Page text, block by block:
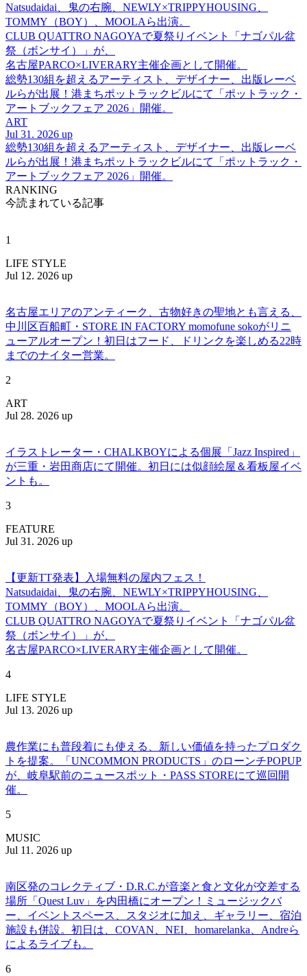
Natsudaidai、鬼の右腕、NEWLY×TRIPPYHOUSING、
TOMMY（BOY）、MOOLAら出演。
CLUB QUATTRO NAGOYAで夏祭りイベント「ナゴパル盆
祭（ボンサイ）」が、
名古屋PARCO×LIVERARY主催企画として開催。
総勢130組を超えるアーティスト、デザイナー、出版レーベ
ルらが出展！港まちポットラックビルにて「ポットラック・
アートブックフェア 2026」開催。
ART
Jul 31. 2026 up
総勢130組を超えるアーティスト、デザイナー、出版レーベ
ルらが出展！港まちポットラックビルにて「ポットラック・
アートブックフェア 2026」開催。
RANKING
今読まれている記事
1
LIFE STYLE
Jul 12. 2026 up
名古屋エリアのアンティーク、古物好きの聖地とも言える、
中川区百船町・STORE IN FACTORY momofune sokoがリニ
ューアルオープン！初日はフード、ドリンクを楽しめる22時
までのナイター営業。
2
ART
Jul 28. 2026 up
イラストレーター・CHALKBOYによる個展「Jazz Inspired」
が三重・岩田商店にて開催。初日には似顔絵屋＆看板屋イベ
ントも。
3
FEATURE
Jul 31. 2026 up
【更新TT発表】入場無料の屋内フェス！
Natsudaidai、鬼の右腕、NEWLY×TRIPPYHOUSING、
TOMMY（BOY）、MOOLAら出演。
CLUB QUATTRO NAGOYAで夏祭りイベント「ナゴパル盆
祭（ボンサイ）」が、
名古屋PARCO×LIVERARY主催企画として開催。
4
LIFE STYLE
Jul 13. 2026 up
農作業にも普段着にも使える、新しい価値を持ったプロダク
トを提案。「UNCOMMON PRODUCTS」のローンチPOPUP
が、岐阜駅前のニュースポット・PASS STOREにて巡回開
催。
5
MUSIC
Jul 11. 2026 up
南区発のコレクティブ・D.R.C.が⾳楽と⾷と⽂化が交差する
場所「Quest Luv」を内田橋にオープン！ミュージックバ
ー、イベントスペース、スタジオに加え、ギャラリー、宿泊
施設も併設。初日は、COVAN、NEI、homarelanka、Andreら
によるライブも。
6